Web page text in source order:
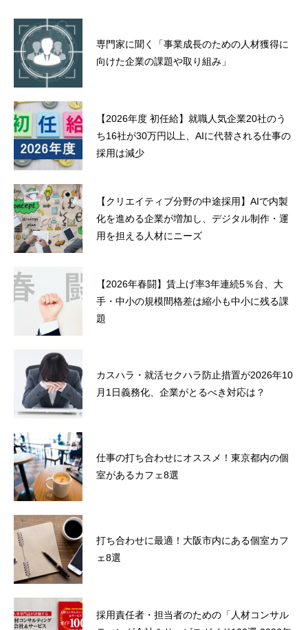
専門家に聞く「事業成長のための人材獲得に
向けた企業の課題や取り組み」
【2026年度 初任給】就職人気企業20社のう
ち16社が30万円以上、AIに代替される仕事の
採用は減少
【クリエイティブ分野の中途採用】AIで内製
化を進める企業が増加し、デジタル制作・運
用を担える人材にニーズ
【2026年春闘】賃上げ率3年連続5％台、大
手・中小の規模間格差は縮小も中小に残る課
題
カスハラ・就活セクハラ防止措置が2026年10
月1日義務化、企業がとるべき対応は？
仕事の打ち合わせにオススメ！東京都内の個
室があるカフェ8選
打ち合わせに最適！大阪市内にある個室カフ
ェ8選
採用責任者・担当者のための「人材コンサル